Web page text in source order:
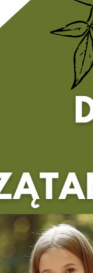
mówić o